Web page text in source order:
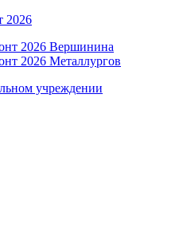
2026
2026 Вершинина
2026 Металлургов
учреждении